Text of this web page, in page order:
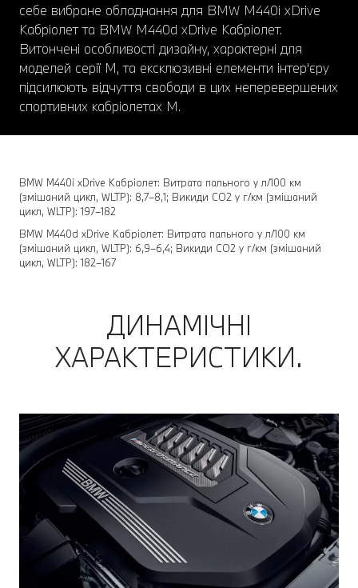
себе вибране обладнання для BMW M440i xDrive
Кабріолет та BMW M440d xDrive Кабріолет.
Витончені особливості дизайну, характерні для
моделей серії M, та ексклюзивні елементи інтер'єру
підсилюють відчуття свободи в цих неперевершених
спортивних кабріолетах М.
BMW M440i xDrive Кабріолет: Витрата пального у л/100 км
(змішаний цикл, WLTP): 8,7–8,1; Викиди CO2 у г/км (змішаний
цикл, WLTP): 197–182
BMW M440d xDrive Кабріолет: Витрата пального у л/100 км
(змішаний цикл, WLTP): 6,9–6,4; Викиди CO2 у г/км (змішаний
цикл, WLTP): 182–167
ДИНАМІЧНІ
ХАРАКТЕРИСТИКИ.